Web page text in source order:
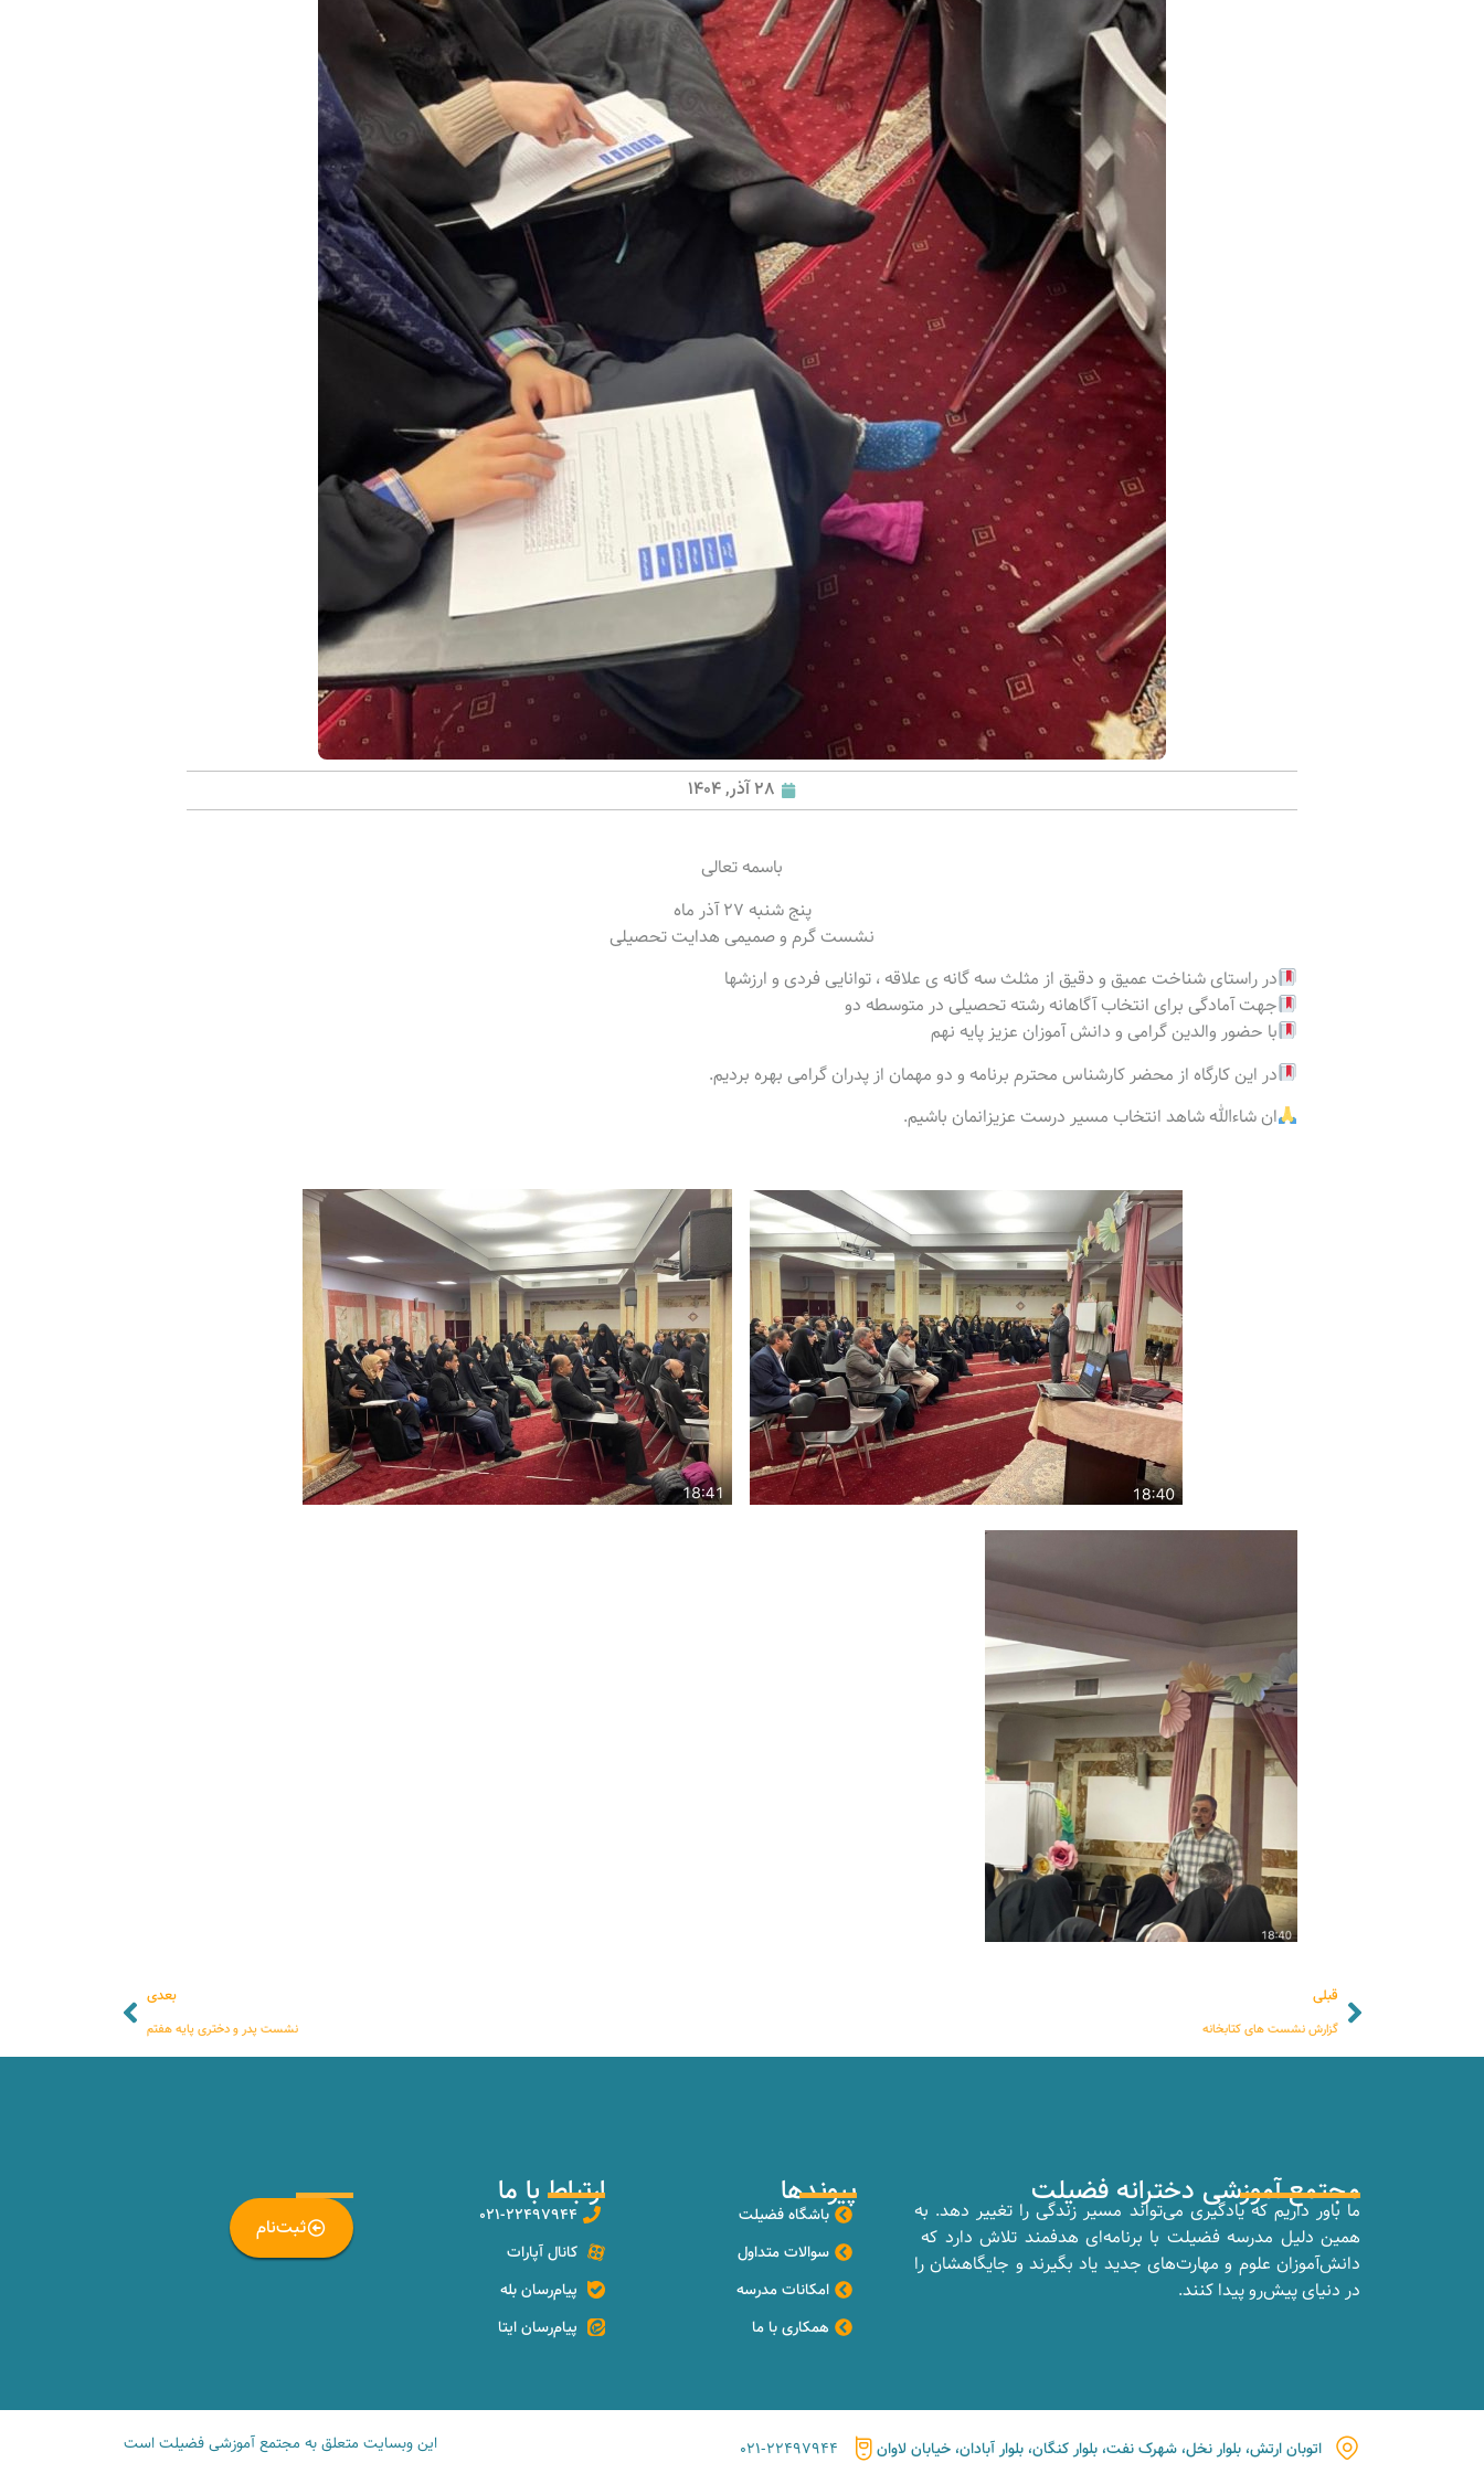
28 آذر, 1404
باسمه تعالی
پنج شنبه ۲۷ آذر ماه
نشست گرم و صمیمی هدایت تحصیلی
در راستای شناخت عمیق و دقیق از مثلث سه گانه ی علاقه ، توانایی فردی و ارزشها
جهت آمادگی برای انتخاب آگاهانه رشته تحصیلی در متوسطه دو
با حضور والدین گرامی و دانش آموزان عزیز پایه نهم
در این کارگاه از محضر کارشناس محترم برنامه و دو مهمان از پدران گرامی بهره بردیم.
ان شاءالله شاهد انتخاب مسیر درست عزیزانمان باشیم.
قبلی
گزارش نشست های کتابخانه
بعدی
نشست پدر و دختری پایه هفتم
مجتمع آموزشی دخترانه فضیلت
ما باور داریم که یادگیری می‌تواند مسیر زندگی را تغییر دهد. به
همین دلیل مدرسه فضیلت با برنامه‌ای هدفمند تلاش دارد که
دانش‌آموزان علوم و مهارت‌های جدید یاد بگیرند و جایگاهشان را
در دنیای پیش‌رو پیدا کنند.
پیوندها
باشگاه فضیلت
سوالات متداول
امکانات مدرسه
همکاری با ما
ارتباط با ما
۰۲۱-۲۲۴۹۷۹۴۴
کانال آپارات
پیام‌رسان بله
پیام‌رسان ایتا
_
ثبت‌نام
اتوبان ارتش، بلوار نخل، شهرک نفت، بلوار کنگان، بلوار آبادان، خیابان لاوان ۰۲۱-۲۲۴۹۷۹۴۴ این وبسایت متعلق به مجتمع آموزشی فضیلت است